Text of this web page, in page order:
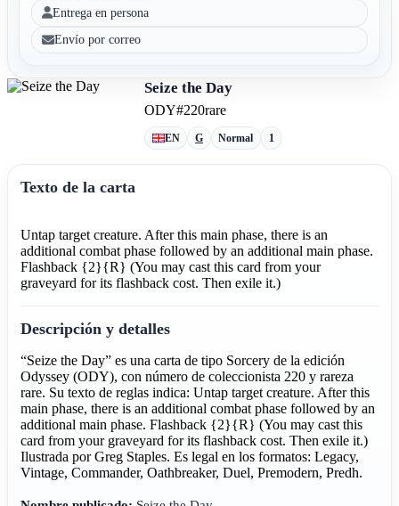
Entrega en persona
Envío por correo
Seize the Day
ODY#220rare
EN G Normal 1
Texto de la carta
Untap target creature. After this main phase, there is an
additional combat phase followed by an additional main phase.
Flashback {2}{R} (You may cast this card from your
graveyard for its flashback cost. Then exile it.)
Descripción y detalles
“Seize the Day” es una carta de tipo Sorcery de la edición
Odyssey (ODY), con número de coleccionista 220 y rareza
rare. Su texto de reglas indica: Untap target creature. After this
main phase, there is an additional combat phase followed by an
additional main phase. Flashback {2}{R} (You may cast this
card from your graveyard for its flashback cost. Then exile it.)
Ilustrada por Greg Staples. Es legal en los formatos: Legacy,
Vintage, Commander, Oathbreaker, Duel, Premodern, Predh.